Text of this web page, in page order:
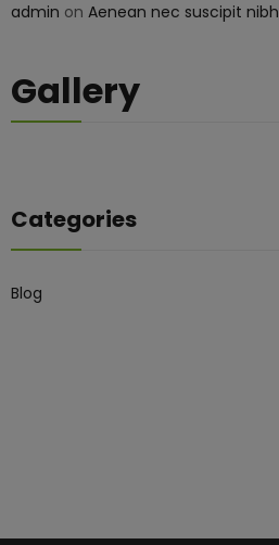
admin on Aenean nec suscipit nibh
Gallery
Categories
Blog